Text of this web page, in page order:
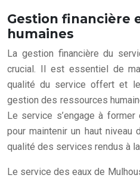
Gestion financière
humaines
La gestion financière du
crucial. Il est essentiel de
qualité du service offert et
gestion des ressources
Le service s’engage à
pour maintenir un haut niveau
qualité des services rendus à
Le service des eaux de